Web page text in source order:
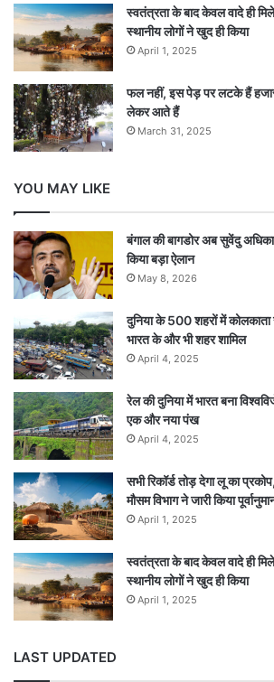
स्वतंत्रता के बाद केवल वादे ही
स्थानीय लोगों ने खुद ही किया
April 1, 2025
फल नहीं, इस पेड़ पर लटके हैं
लेकर आते हैं
March 31, 2025
YOU MAY LIKE
बंगाल की बागडोर अब सुवेंदु
किया बड़ा ऐलान
May 8, 2026
दुनिया के 500 शहरों में कोलकाता
भारत के और भी शहर शामिल
April 4, 2025
रेल की दुनिया में भारत बना
एक और नया पंख
April 4, 2025
सभी रिकॉर्ड तोड़ देगा लू का
मौसम विभाग ने जारी किया
April 1, 2025
स्वतंत्रता के बाद केवल वादे ही
स्थानीय लोगों ने खुद ही किया
April 1, 2025
LAST UPDATED